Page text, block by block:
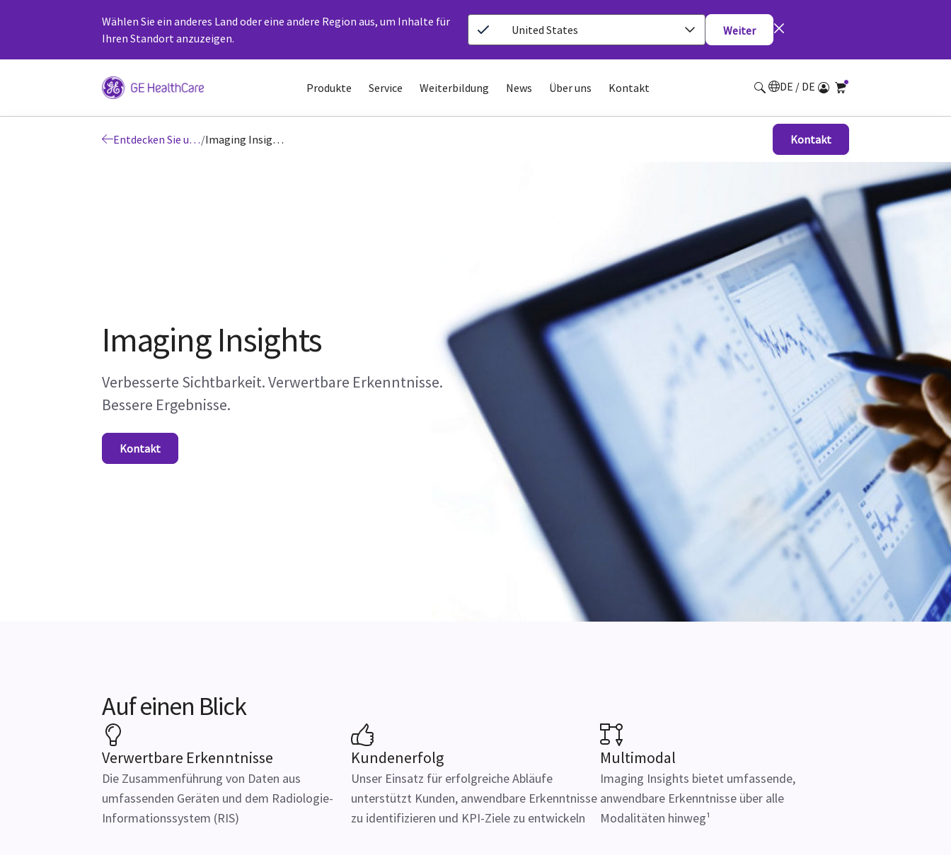
Wählen Sie ein anderes Land oder eine andere Region aus, um Inhalte für
Ihren Standort anzuzeigen.
United States Weiter
Produkte Service Weiterbildung News Über uns Kontakt DE / DE
Entdecken Sie unsere innovativen Produkte und Lösungen für das Gesundheitswesen/ Imaging Insights Kontakt
Imaging Insights
Verbesserte Sichtbarkeit. Verwertbare Erkenntnisse.
Bessere Ergebnisse.
Kontakt
Auf einen Blick
Verwertbare Erkenntnisse
Die Zusammenführung von Daten aus
umfassenden Geräten und dem Radiologie-
Informationssystem (RIS)
Kundenerfolg
Unser Einsatz für erfolgreiche Abläufe
unterstützt Kunden, anwendbare Erkenntnisse
zu identifizieren und KPI-Ziele zu entwickeln
Multimodal
Imaging Insights bietet umfassende,
anwendbare Erkenntnisse über alle
Modalitäten hinweg¹